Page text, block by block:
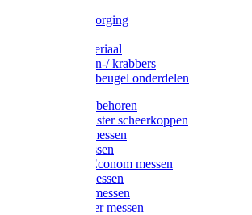
Klauwverzorging
Injectiemateriaal
Hoefmessen-/ krabbers
Hoefbekapbeugel onderdelen
Messen toebehoren
Moser & Oster scheerkoppen
Hauptner messen
Liscop messen
Aesculap/Econom messen
Heiniger messen
Constanta messen
FarmClipper messen